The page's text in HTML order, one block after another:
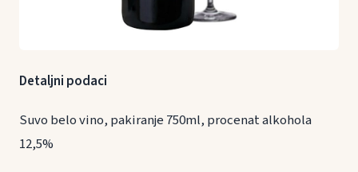
Detaljni podaci
Suvo belo vino, pakiranje 750ml, procenat alkohola
12,5%